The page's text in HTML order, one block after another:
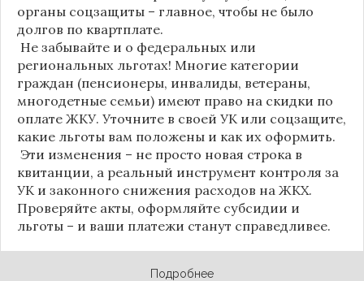
органы соцзащиты – главное, чтобы не было
долгов по квартплате.
Не забывайте и о федеральных или
региональных льготах! Многие категории
граждан (пенсионеры, инвалиды, ветераны,
многодетные семьи) имеют право на скидки по
оплате ЖКУ. Уточните в своей УК или соцзащите,
какие льготы вам положены и как их оформить.
Эти изменения – не просто новая строка в
квитанции, а реальный инструмент контроля за
УК и законного снижения расходов на ЖКХ.
Проверяйте акты, оформляйте субсидии и
льготы – и ваши платежи станут справедливее.
Подробнее